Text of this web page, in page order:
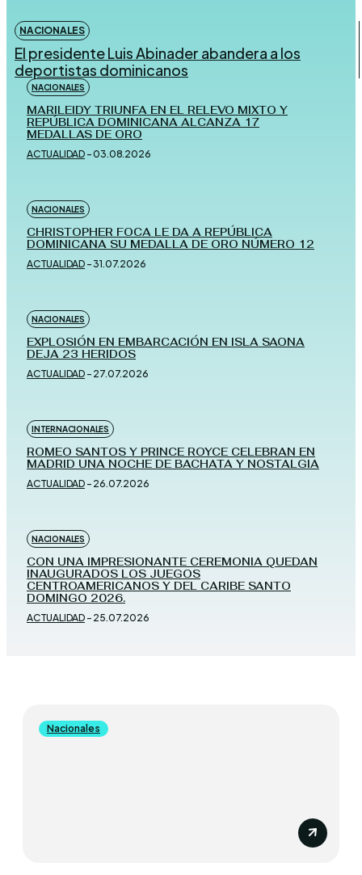
NACIONALES
El presidente Luis Abinader abandera a los
deportistas dominicanos
NACIONALES
MARILEIDY TRIUNFA EN EL RELEVO MIXTO Y
REPÚBLICA DOMINICANA ALCANZA 17
MEDALLAS DE ORO
ACTUALIDAD -03.08.2026
NACIONALES
CHRISTOPHER FOCA LE DA A REPÚBLICA
DOMINICANA SU MEDALLA DE ORO NÚMERO 12
ACTUALIDAD - 31.07.2026
NACIONALES
EXPLOSIÓN EN EMBARCACIÓN EN ISLA SAONA
DEJA 23 HERIDOS
ACTUALIDAD - 27.07.2026
INTERNACIONALES
ROMEO SANTOS Y PRINCE ROYCE CELEBRAN EN
MADRID UNA NOCHE DE BACHATA Y NOSTALGIA
ACTUALIDAD - 26.07.2026
NACIONALES
CON UNA IMPRESIONANTE CEREMONIA QUEDAN
INAUGURADOS LOS JUEGOS
CENTROAMERICANOS Y DEL CARIBE SANTO
DOMINGO 2026.
ACTUALIDAD - 25.07.2026
Nacionales